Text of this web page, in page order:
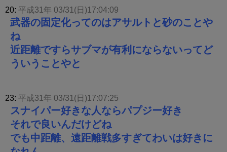
20: 平成31年 03/31(日)17:04:09
武器の固定化ってのはアサルトと砂のことや
ね
近距離ですらサブマが有利にならないってど
ういうことやと
23: 平成31年 03/31(日)17:07:25
スナイパー好きな人ならパプジー好き
それで良いんだけどね
でも中距離、遠距離戦多すぎてわいは好きに